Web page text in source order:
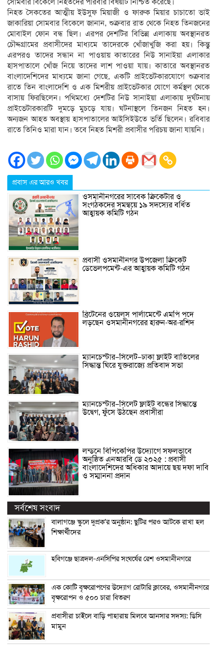
নিহত সৈকতের আত্মীয় ইউসুফ মিয়াজী ও ফারুক মিয়ার চাচাতো ভাই
জাকারিয়া সোমবার বিকেলে জানান, শুক্রবার রাত থেকে নিহত তিনজনের
মোবাইল ফোন বন্ধ ছিল। এরপর দেশটির বিভিন্ন এলাকায় অবস্থানরত
চৌদ্দগ্রামের প্রবাসীদের মাধ্যমে তাদেরকে খোঁজাখুজি করা হয়। কিন্তু
এরপরও তাদের সন্ধান না পাওয়ায় কাতারের নিউ সানাইয়া এলাকার
হাসপাতালে খোঁজ নিয়ে তাদের লাশ পাওয়া যায়। কাতারে অবস্থানরত
বাংলাদেশিদের মাধ্যমে জানা গেছে, একটি প্রাইভেটকারযোগে শুক্রবার
রাতে তিন বাংলাদেশি ও এক মিশরীয় প্রাইভেটকার যোগে কর্মস্থল থেকে
বাসায় ফিরছিলেন। পথিমধ্যে দেশটির নিউ সানাইয়া এলাকায় দুর্ঘটনায়
প্রাইভেটারকারটি দুমড়ে মুচড়ে যায়। ঘটনাস্থলে তিনজন নিহত হন।
অন্যজন আহত অবস্থায় হাসপাতালের আইসিইউতে ভর্তি ছিলেন। রবিবার
রাতে তিনিও মারা যান। তবে নিহত মিশরী প্রবাসীর পরিচয় জানা যায়নি।
প্রবাস এর আরও খবর
ওসমানীনগরের সাবেক ক্রিকেটার ও
সংগঠকদের সমন্বয়ে ১৯ সদস্যের বর্ধিত
আহ্বায়ক কমিটি গঠন
প্রবাসী ওসমানীনগর উপজেলা ক্রিকেট
ডেভেলপমেন্ট-এর আহ্বায়ক কমিটি গঠন
ব্রিটেনের ওয়েলস পার্লামেন্টে এমপি পদে
লড়ছেন ওসমানীনগরের হারুন-অর-রশিদ
ম্যানচেস্টার–সিলেট–ঢাকা ফ্লাইট বাতিলের
সিদ্ধান্ত ঘিরে যুক্তরাজ্যে প্রতিবাদ সভা
ম্যানচেস্টার–সিলেট ফ্লাইট বন্ধের সিদ্ধান্তে
উদ্বেগ, ফুঁসে উঠছেন প্রবাসীরা
লন্ডনে বিপিকেপির উদ্যোগে সফলভাবে
অনুষ্ঠিত এনআরবি ডে ২০২৫ : প্রবাসী
বাংলাদেশিদের অধিকার আদায়ে ছয় দফা দাবি
ও সম্মাননা প্রদান
সর্বশেষ সংবাদ
বালাগঞ্জে স্কুলে দুপ্রক’র অনুষ্ঠান: ছুটির পরও আটকে রাখা হল
শিক্ষার্থীদের
হবিগঞ্জে ছাত্রদল-এনসিপির সংঘর্ষের রেশ ওসমানীনগরে
এক কোটি বৃক্ষরোপণের উদ্যোগ রোটারি ক্লাবের, ওসমানীনগরে
বৃক্ষরোপন ও ৫০০ চারা বিতরণ
প্রবাসীরা চাইলে বাড়ি পাহারায় মিলবে আনসার সদস্য: ডিসি
মামুন